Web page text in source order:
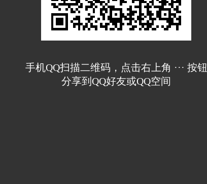
手机QQ扫描二维码，点击右上角 ··· 按钮
分享到QQ好友或QQ空间